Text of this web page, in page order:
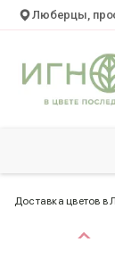
Люберцы,
Доставка цветов в